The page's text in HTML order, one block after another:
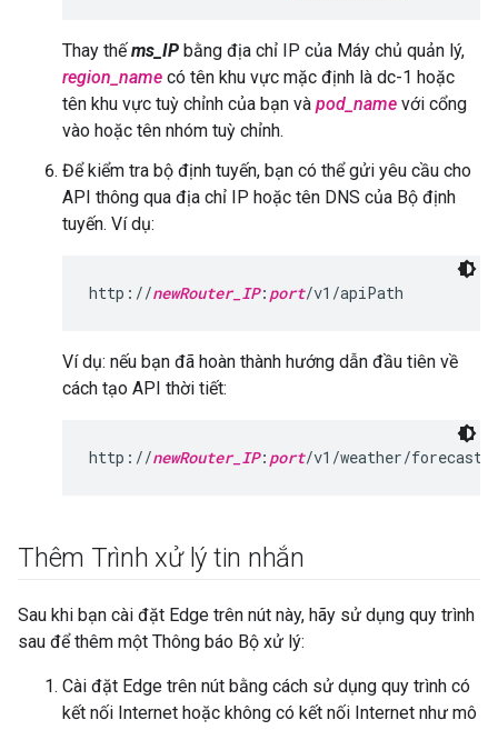
Thay thếms_IP bằng địa chỉ IP của Máy chủ quản lý,
region_name có tên khu vực mặc định là dc-1 hoặc
tên khu vực tuỳ chỉnh của bạn và pod_name với cổng
vào hoặc tên nhóm tuỳ chỉnh.
Để kiểm tra bộ định tuyến, bạn có thể gửi yêu cầu cho
API thông qua địa chỉ IP hoặc tên DNS của Bộ định
tuyến. Ví dụ:
http://newRouter_IP: port/v1/apiPath
Ví dụ: nếu bạn đã hoàn thành hướng dẫn đầu tiên về
cách tạo API thời tiết:
http://newRouter_IP: port/v1/weather/
Thêm Trình xử lý tin nhắn
Sau khi bạn cài đặt Edge trên nút này, hãy sử dụng quy trình
sau để thêm một Thông báo Bộ xử lý:
Cài đặt Edge trên nút bằng cách sử dụng quy trình có
kết nối Internet hoặc không có kết nối Internet như mô